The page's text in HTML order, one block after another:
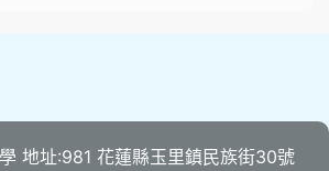
地址:981 花蓮縣玉里鎮民族街30號